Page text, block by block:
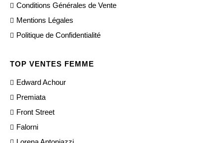
Conditions Générales de Vente
Mentions Légales
Politique de Confidentialité
TOP VENTES FEMME
Edward Achour
Premiata
Front Street
Falorni